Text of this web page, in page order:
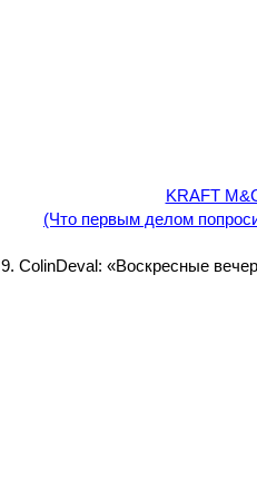
KRAFT
(Что первым делом
9. ColinDeval: «Воскресные